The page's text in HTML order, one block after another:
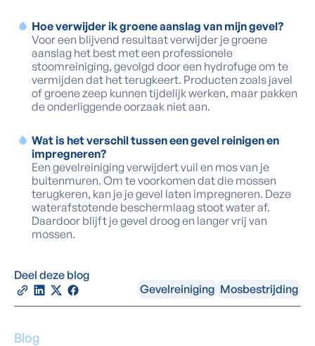
Hoe verwijder ik groene aanslag van mijn gevel?
Voor een blijvend resultaat verwijder je groene
aanslag het best met een professionele
stoomreiniging, gevolgd door een hydrofuge om te
vermijden dat het terugkeert. Producten zoals javel
of groene zeep kunnen tijdelijk werken, maar pakken
de onderliggende oorzaak niet aan.
Wat is het verschil tussen een gevel reinigen en
impregneren?
Een gevelreiniging verwijdert vuil en mos van je
buitenmuren. Om te voorkomen dat die mossen
terugkeren, kan je je gevel laten impregneren. Deze
waterafstotende beschermlaag stoot water af.
Daardoor blijft je gevel droog en langer vrij van
mossen.
Deel deze blog
Gevelreiniging Mosbestrijding
Blog